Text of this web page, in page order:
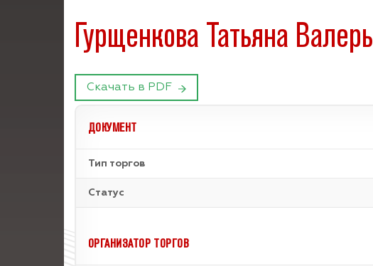
Гурщенкова Татьяна
Скачать в PDF
ДОКУМЕНТ
Тип торгов
Статус
ОРГАНИЗАТОР ТОРГОВ